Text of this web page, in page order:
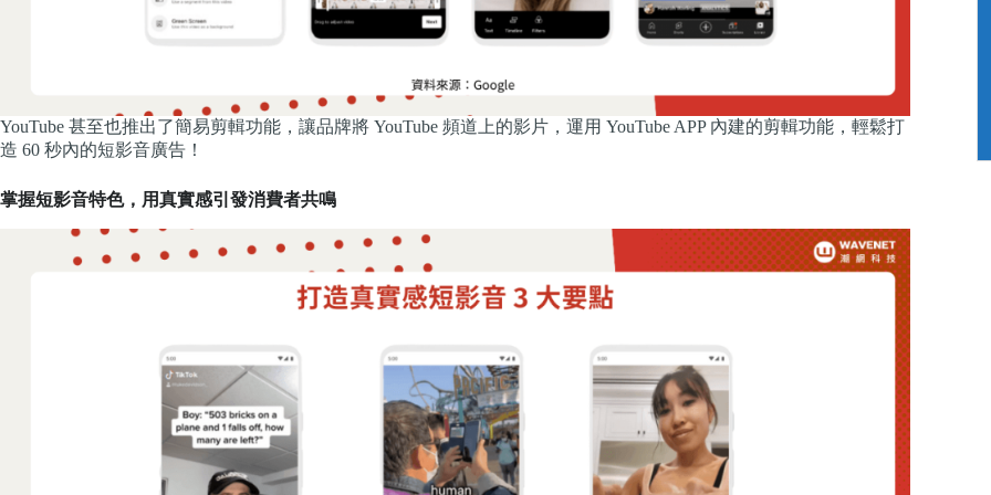
YouTube 甚至也推出了簡易剪輯功能，讓品牌將 YouTube 頻道上的影片，運用 YouTube APP 內建的剪輯功能，輕鬆打
造 60 秒內的短影音廣告！
掌握短影音特色，用真實感引發消費者共鳴